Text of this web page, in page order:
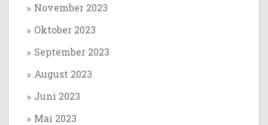
November 2023
Oktober 2023
September 2023
August 2023
Juni 2023
Mai 2023